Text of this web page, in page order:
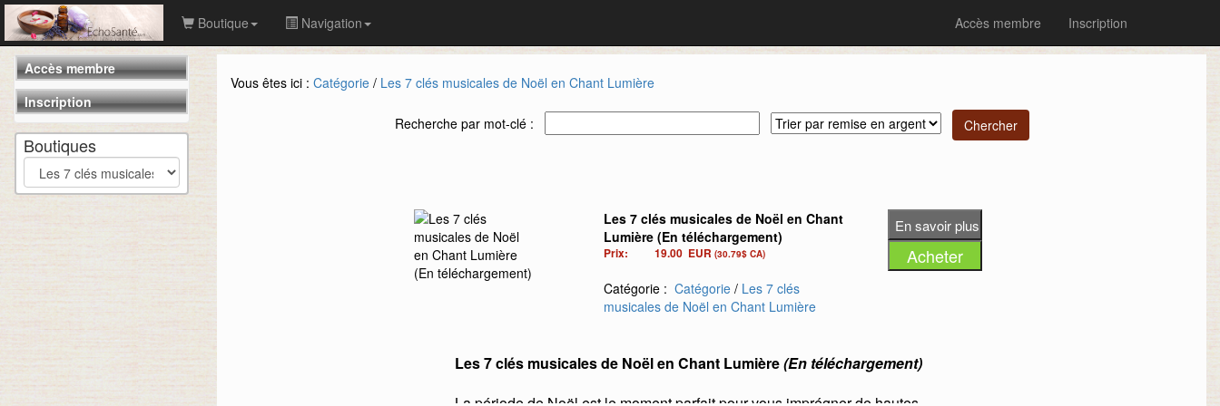
Boutique Navigation Accès membre Inscription
Accès membre
Inscription
Boutiques
Vous êtes ici : Catégorie / Les 7 clés musicales de Noël en Chant Lumière
Recherche par mot-clé :
Les 7 clés musicales de Noël en Chant
Lumière (En téléchargement)
Prix: 19.00 EUR (30.79$ CA)
Catégorie :Catégorie / Les 7 clés
musicales de Noël en Chant Lumière
Les 7 clés musicales de Noël en Chant Lumière(En téléchargement)